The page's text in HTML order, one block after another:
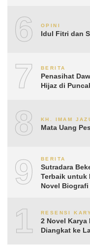
6 OPINI
Idul Fitri dan
7 BERITA
Penasihat
Hijaz di
8 KH. IMAM
Mata Uang
9 BERITA
Sutradara
Terbaik untuk
Novel Biografi
10RESENSI
2 Novel Karya
Diangkat ke